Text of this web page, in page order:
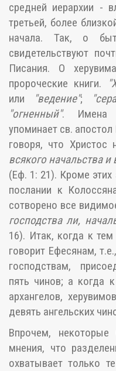
средней иерархии -
третьей, более
начала. Так, о
свидетельствуют
Писания. О
пророческие книги.
или
"ведение";
"огненный". Имена
упоминает св.
говоря, что Христос
всякого начальства
(Еф. 1: 21). Кроме этих
послании к
сотворено все
господства ли,
16). Итак, когда к
говорит Ефесянам,
господствам,
пять чинов; а когда
архангелов,
девять ангельских
Впрочем,
мнения, что
охватывает только